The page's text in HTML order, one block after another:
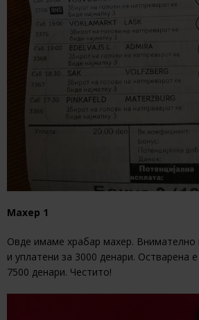
Махер 1
Овде имаме храбар махер. Внимателно
и уплатени за 3000 денари. Остварена
7500 денари. Честито!